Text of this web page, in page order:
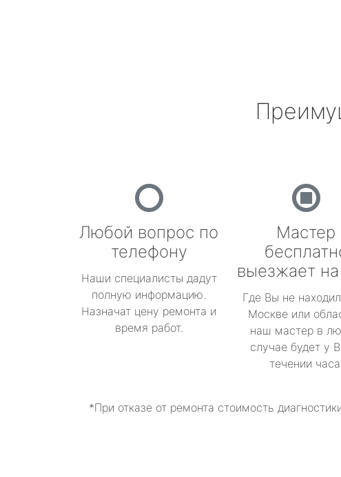
Любой вопрос по
телефону
Наши специалисты дадут
полную информацию.
Назначат цену ремонта и
время работ.
Мастер
выезжает
Где Вы не
Москве или
наш мастер в
случае будет у
течении
*При отказе от ремонта стоимость